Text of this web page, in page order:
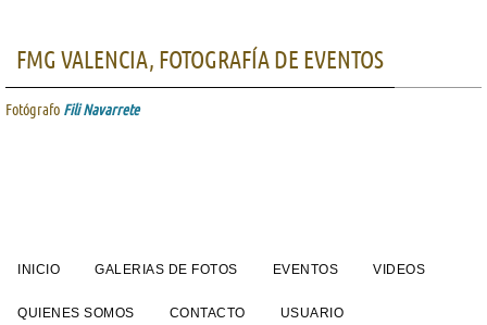
FMG VALENCIA, FOTOGRAFÍA DE EVENTOS
Fotógrafo Fili Navarrete
INICIO GALERIAS DE FOTOS EVENTOS VIDEOS
QUIENES SOMOS CONTACTO USUARIO